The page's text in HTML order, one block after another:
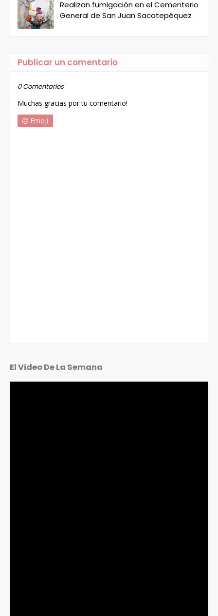
Realizan fumigación en el Cementerio
General de San Juan Sacatepéquez
Publicar un comentario
0 Comentarios
Muchas gracias por tu comentario!
Emoji
El Video De La Semana